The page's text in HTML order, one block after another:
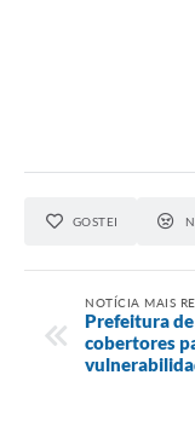
GOSTEI
NOTÍCIA MAIS
Prefeitura
cobertores